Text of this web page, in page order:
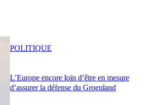
L’Europe encore loin d’être en mesure
d’assurer la défense du Groenland
POLITIQUE